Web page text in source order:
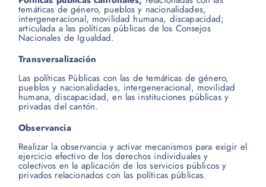
temáticas de género, pueblos y nacionalidades,
intergeneracional, movilidad humana, discapacidad;
articulada a las políticas públicas de los Consejos
Nacionales de Igualdad.
Transversalización
Las políticas Pùblicas con las de temáticas de género,
pueblos y nacionalidades, intergeneracional, movilidad
humana, discapacidad, en las instituciones públicas y
privadas del cantón.
Observancia
Realizar la observancia y activar mecanismos para exigir el
ejercicio efectivo de los derechos individuales y
colectivos en la aplicación de los servicios públicos y
privados relacionados con las políticas públicas.